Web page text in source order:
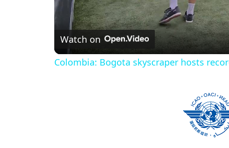
Watch on
Colombia: Bogota skyscraper hosts